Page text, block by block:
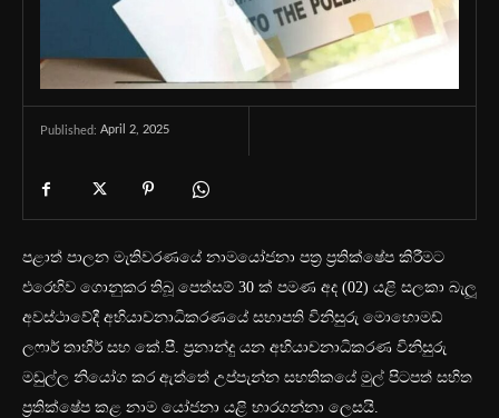
Published: April 2, 2025
පළාත් පාලන මැතිවරණයේ නාමයෝජනා පත්‍ර ප්‍රතික්ෂේප කිරීමට
එරෙහිව ගොනුකර තිබූ පෙත්සම් 30 ක් පමණ අද (02) යළි සලකා බැලූ
අවස්ථාවේදී අභියාචනාධිකරණයේ සභාපති විනිසුරු මොහොමඩ්
ලෆාර් තාහීර් සහ කේ.පී. ප්‍රනාන්දු යන අභියාචනාධිකරණ විනිසුරු
මඩුල්ල නියෝග කර ඇත්තේ උප්පැන්න සහතිකයේ මුල් පිටපත් සහිත
ප්‍රතික්ෂේප කළ නාම යෝජනා යළි භාරගන්නා ලෙසයි.